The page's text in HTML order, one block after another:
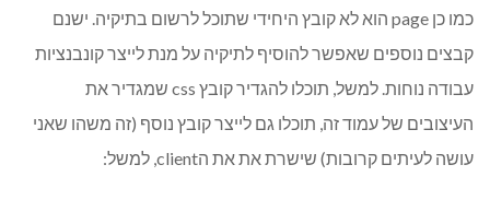
כמו כן page הוא לא קובץ היחידי שתוכל לרשום בתיקיה. ישנם
קבצים נוספים שאפשר להוסיף לתיקיה על מנת לייצר קונבנציות
עבודה נוחות. למשל, תוכלו להגדיר קובץ css שמגדיר את
העיצובים של עמוד זה, תוכלו גם לייצר קובץ נוסף (זה משהו שאני
עושה לעיתים קרובות) שישרת את את הclient, למשל: